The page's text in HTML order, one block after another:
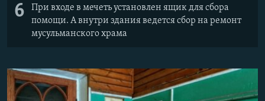
6
При входе в мечеть установлен ящик для сбора
помощи. А внутри здания ведется сбор на ремонт
мусульманского храма